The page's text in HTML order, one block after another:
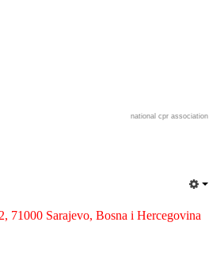
national cpr association
71000 Sarajevo, Bosna i Hercegovina